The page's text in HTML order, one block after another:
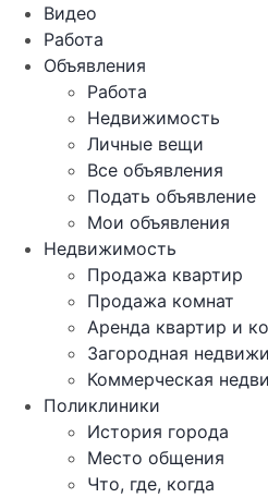
Видео
Работа
Объявления
Работа
Недвижимость
Личные вещи
Все объявления
Подать объявление
Мои объявления
Недвижимость
Продажа квартир
Продажа комнат
Аренда квартир и
Загородная
Коммерческая
Поликлиники
История города
Место общения
Что, где, когда